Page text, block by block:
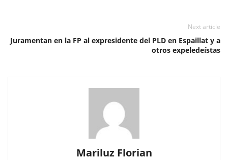
Next article
Juramentan en la FP al expresidente del PLD en Espaillat y a
otros expeledeístas
Mariluz Florian